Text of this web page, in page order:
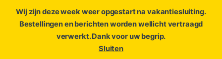
Wij zijn deze week weer opgestart na vakantiesluiting.
Bestellingen en berichten worden wellicht vertraagd
verwerkt. Dank voor uw begrip.
Sluiten
ofopen een ticket